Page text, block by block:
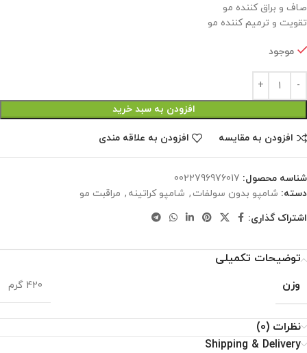
صاف و براق کننده مو
تقویت و ترمیم کننده مو
موجود
افزودن به سبد خرید
افزودن به مقایسه افزودن به علاقه مندی
شناسه محصول: 0022796976017
دسته: شامپو بدون سولفات , شامپو کراتینه , مراقبت مو
اشتراک گذاری:
توضیحات تکمیلی
وزن
420 گرم
نظرات (0)
Shipping & Delivery